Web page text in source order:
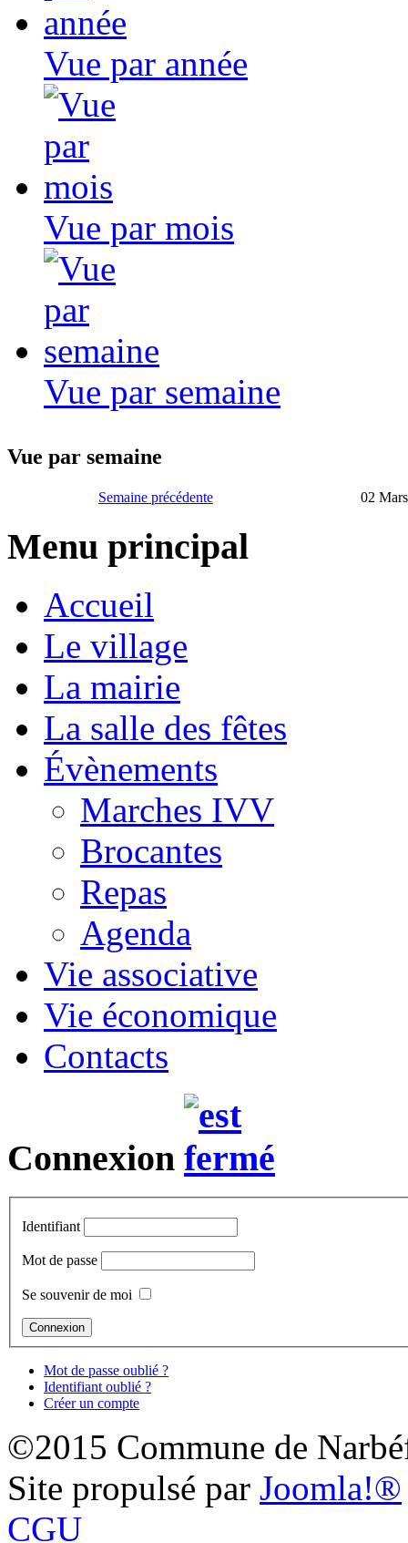
Vue par année
Vue par mois
Vue par semaine
Vue par semaine
Semaine précédente 02
Menu principal
Accueil
Le village
La mairie
La salle des fêtes
Évènements
Marches IVV
Brocantes
Repas
Agenda
Vie associative
Vie économique
Contacts
Connexion
Identifiant
Mot de passe
Se souvenir de moi
Mot de passe oublié ?
Identifiant oublié ?
Créer un compte
©2015 Commune de
Site propulsé par Joomla!®
CGU